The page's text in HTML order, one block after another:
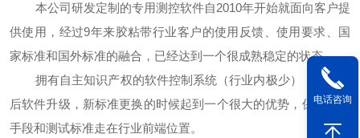
本公司研发定制的专用测控软件自2010年开始就面向客户提
供使用，经过9年来胶粘带行业客户的使用反馈、使用要求、国
家标准和国外标准的融合，已经达到一个很成熟稳定的状态。
拥有自主知识产权的软件控制系统（行业内极少），在对以
后软件升级，新标准更换的时候起到一个很大的优势，保证测试
手段和测试标准走在行业前端位置。
电话咨询